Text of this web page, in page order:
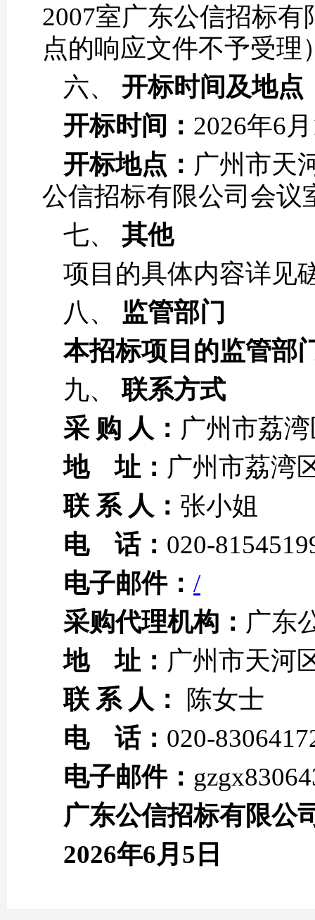
2007室广东公信招标
点的响应文件不予受理
六、 开标时间及地点
开标时间： 2026年6
开标地点： 广州市天
公信招标有限公司会议
七、 其他
项目的具体内容详见
八、 监管部门
本招标项目的监管部
九、联系方式
采 购 人： 广州市荔
地 址： 广州市荔湾
联 系 人： 张小姐
电 话： 020-
电子邮件： /
采购代理机构： 广东
地 址： 广州市天河
联 系 人：
陈女士
电 话： 020-
电子邮件：
广东公信招标有限公
2026年6月 5 日